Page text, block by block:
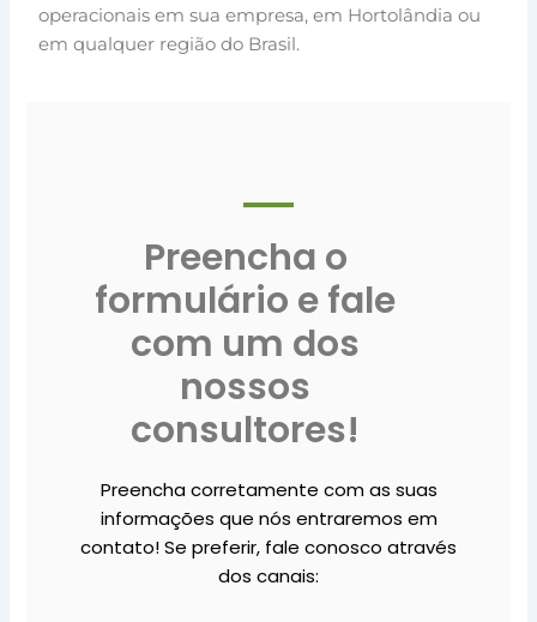
operacionais em sua empresa, em Hortolândia ou
em qualquer região do Brasil.
Preencha o
formulário e fale
com um dos
nossos
consultores!
Preencha corretamente com as suas
informações que nós entraremos em
contato! Se preferir, fale conosco através
dos canais: